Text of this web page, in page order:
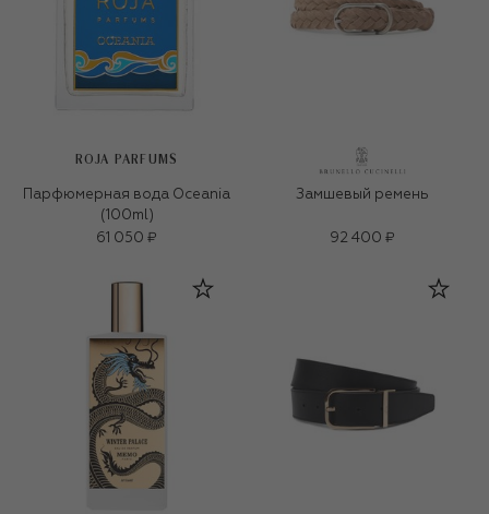
ROJA PARFUMS
Парфюмерная вода Oceania
(100ml)
61 050 ₽
Замшевый ремень
92 400 ₽